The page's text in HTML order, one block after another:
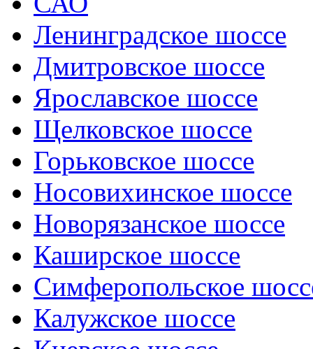
Ленинградское шоссе
Дмитровское шоссе
Ярославское шоссе
Щелковское шоссе
Горьковское шоссе
Носовихинское шоссе
Новорязанское шоссе
Каширское шоссе
Симферопольское
Калужское шоссе